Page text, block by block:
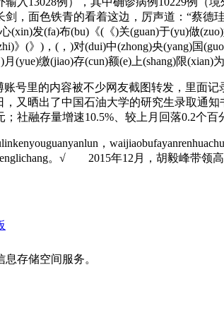
剑，面色铁青的看着这边，厉声道：“
发(fa)布(bu)《(《)关(guan)于(yu)做
》(》)，(，)对(dui)中(zhong)央(yang)国
(yue)缴(jiao)存(cun)额(e)上(shang)限(xian)
里的内容被不少网友截图转发，里面记
，又晒出了中国石油大学的研究生录取
社融存量增速10.5%、较上月回落0.2个
，
。√ 2015年12月，胡毅峰
存储空间服务。